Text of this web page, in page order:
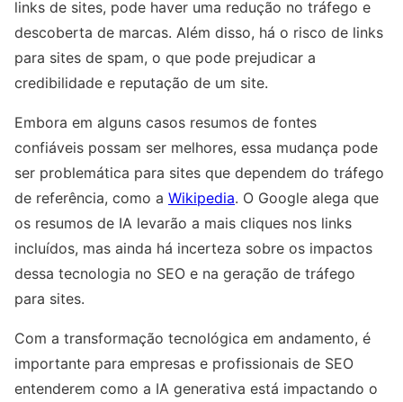
links de sites, pode haver uma redução no tráfego e
descoberta de marcas. Além disso, há o risco de links
para sites de spam, o que pode prejudicar a
credibilidade e reputação de um site.
Embora em alguns casos resumos de fontes
confiáveis possam ser melhores, essa mudança pode
ser problemática para sites que dependem do tráfego
de referência, como a Wikipedia. O Google alega que
os resumos de IA levarão a mais cliques nos links
incluídos, mas ainda há incerteza sobre os impactos
dessa tecnologia no SEO e na geração de tráfego
para sites.
Com a transformação tecnológica em andamento, é
importante para empresas e profissionais de SEO
entenderem como a IA generativa está impactando o